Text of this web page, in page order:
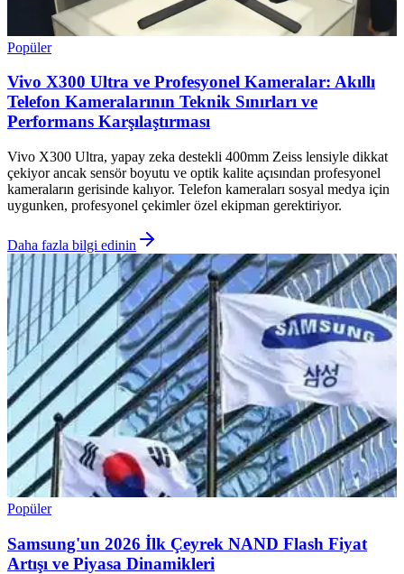
Popüler
Vivo X300 Ultra ve Profesyonel Kameralar: Akıllı
Telefon Kameralarının Teknik Sınırları ve
Performans Karşılaştırması
Vivo X300 Ultra, yapay zeka destekli 400mm Zeiss lensiyle dikkat
çekiyor ancak sensör boyutu ve optik kalite açısından profesyonel
kameraların gerisinde kalıyor. Telefon kameraları sosyal medya için
uygunken, profesyonel çekimler özel ekipman gerektiriyor.
Daha fazla bilgi edinin
Popüler
Samsung'un 2026 İlk Çeyrek NAND Flash Fiyat
Artışı ve Piyasa Dinamikleri